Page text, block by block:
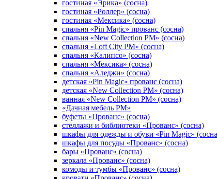
гостиная «Эрика» (сосна)
гостиная «Роллер» (сосна)
гостиная «Мексика» (сосна)
спальня «Pin Magic» прованс (сосна)
спальня «New Collection PM» (сосна)
спальня «Loft City PM» (сосна)
спальня «Калипсо» (сосна)
спальня «Мексика» (сосна)
спальня «Аледжи» (сосна)
детская «Pin Magic» прованс (сосна)
детская «New Collection PM» (сосна)
ванная «New Collection PM» (сосна)
«Дачная мебель PM»
буфеты «Прованс» (сосна)
стеллажи и библиотеки «Прованс» (сосна)
шкафы для одежды и обуви «Pin Magic»
шкафы для посуды «Прованс» (сосна)
бары «Прованс» (сосна)
зеркала «Прованс» (сосна)
комоды и тумбы «Прованс» (сосна)